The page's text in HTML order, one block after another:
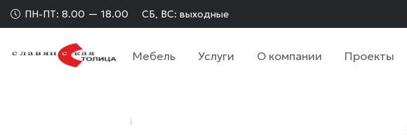
ПН-ПТ: 8.00 — 18.00 СБ, ВС: выходные
Мебель Услуги О компании Проекты